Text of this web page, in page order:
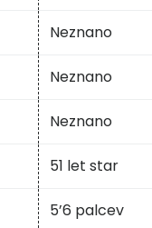
Neznano
Neznano
Neznano
51 let star
5’6 palcev